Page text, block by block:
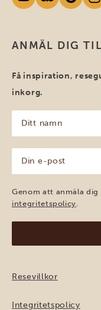
ANMÄL DIG
Få inspiration,
inkorg.
namn
(Obligatoriskt)
post
(Obligatoriskt)
Genom att anmäla
integritetspolicy
Resevillkor
Integritetspolicy